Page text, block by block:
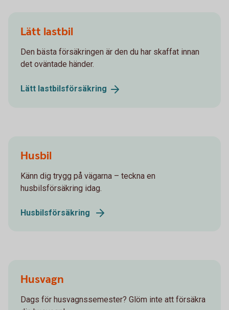
Lätt lastbil
Den bästa försäkringen är den du har skaffat innan
det oväntade händer.
Lätt lastbilsförsäkring
Husbil
Känn dig trygg på vägarna – teckna en
husbilsförsäkring idag.
Husbilsförsäkring
Husvagn
Dags för husvagnssemester? Glöm inte att försäkra